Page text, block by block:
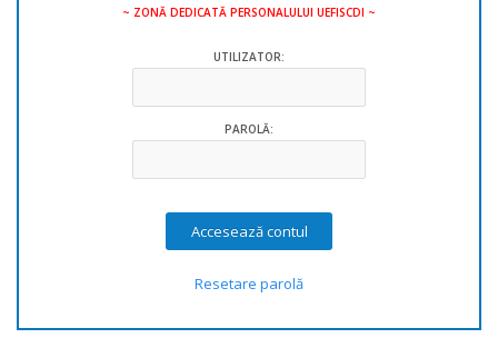
~ ZONĂ DEDICATĂ PERSONALULUI UEFISCDI ~
UTILIZATOR:
PAROLĂ:
Resetare parolă